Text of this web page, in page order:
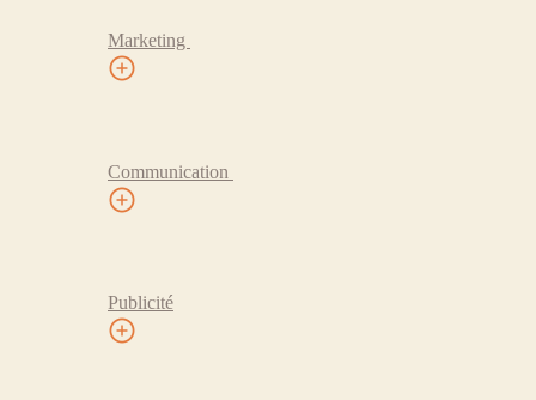
Marketing
Communication
Publicité